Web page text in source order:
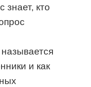
знает, кто
и как